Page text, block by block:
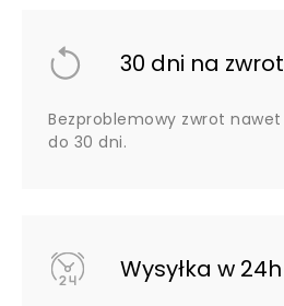
30 dni na zwrot
Bezproblemowy zwrot nawet
do 30 dni.
Wysyłka w 24h